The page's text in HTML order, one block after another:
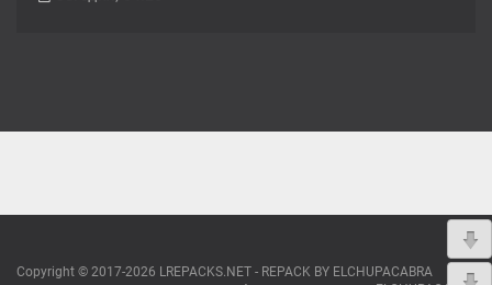
Copyright © 2017-2026 LREPACKS.NET - REPACK BY ELCHUPACABRA